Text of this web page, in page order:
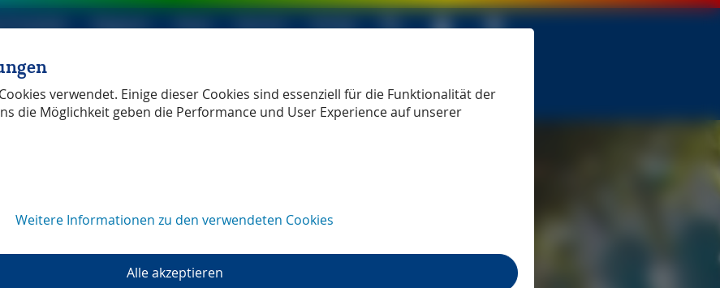
Produkte Magazin Shop Service Verlag
Verlag unabhängig seit 1979
verwendet. Einige dieser Cookies sind essenziell für die Funktionalität der
die Möglichkeit geben die Performance und User Experience auf unserer
Weitere Informationen zu den verwendeten Cookies
Alle akzeptieren